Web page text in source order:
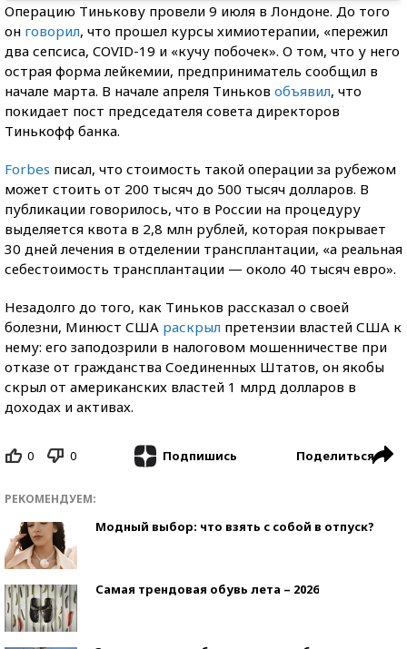
Операцию Тинькову провели 9 июля в Лондоне. До того
он говорил, что прошел курсы химиотерапии, «пережил
два сепсиса, COVID-19 и «кучу побочек». О том, что у него
острая форма лейкемии, предприниматель сообщил в
начале марта. В начале апреля Тиньков объявил, что
покидает пост председателя совета директоров
Тинькофф банка.
Forbes писал, что стоимость такой операции за рубежом
может стоить от 200 тысяч до 500 тысяч долларов. В
публикации говорилось, что в России на процедуру
выделяется квота в 2,8 млн рублей, которая покрывает
30 дней лечения в отделении трансплантации, «а реальная
себестоимость трансплантации — около 40 тысяч евро».
Незадолго до того, как Тиньков рассказал о своей
болезни, Минюст США раскрыл претензии властей США к
нему: его заподозрили в налоговом мошенничестве при
отказе от гражданства Соединенных Штатов, он якобы
скрыл от американских властей 1 млрд долларов в
доходах и активах.
0 0 Подпишись Поделиться
РЕКОМЕНДУЕМ:
Модный выбор: что взять с собой в отпуск?
Самая трендовая обувь лета – 2026